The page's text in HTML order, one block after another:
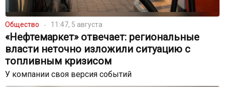
Общество 11:47, 5 августа
«Нефтемаркет» отвечает: региональные
власти неточно изложили ситуацию с
топливным кризисом
У компании своя версия событий